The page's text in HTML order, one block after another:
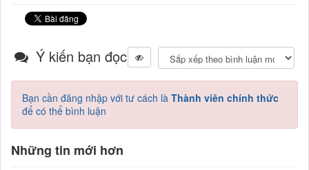
Ý kiến bạn đọc
Bạn cần đăng nhập với tư cách là Thành viên chính thức
để có thể bình luận
Những tin mới hơn